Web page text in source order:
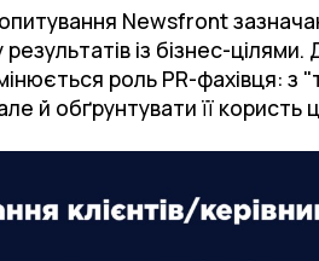
Newsfront
результатів із бізнес-
роль PR-фахівця: з
й обґрунтувати її користь